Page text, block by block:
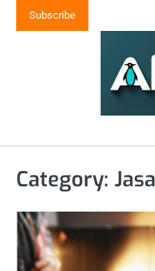
Subscribe
Category: